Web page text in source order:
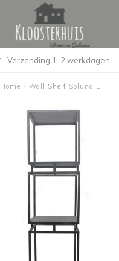
Verzending 1-2 werkdagen
Home / Wall Shelf Solund L